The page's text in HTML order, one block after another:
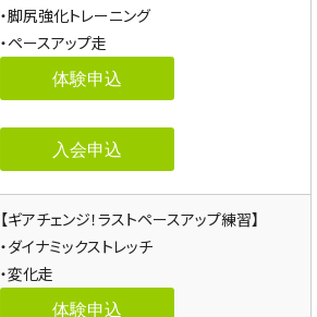
・脚尻強化トレーニング
・ペースアップ走
体験申込
入会申込
【ギアチェンジ！ラストペースアップ練習】
・ダイナミックストレッチ
・変化走
体験申込